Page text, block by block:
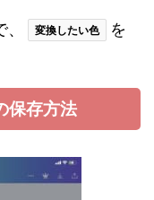
変換したい色
を
保存方法